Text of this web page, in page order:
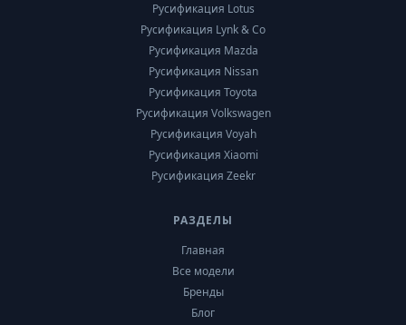
Русификация Lotus
Русификация Lynk & Co
Русификация Mazda
Русификация Nissan
Русификация Toyota
Русификация Volkswagen
Русификация Voyah
Русификация Xiaomi
Русификация Zeekr
РАЗДЕЛЫ
Главная
Все модели
Бренды
Блог